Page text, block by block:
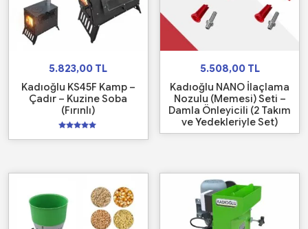
5.823,00 TL
Kadıoğlu KS45F Kamp –
Çadır – Kuzine Soba
(Fırınlı)
üzerinden
5.508,00 TL
Kadıoğlu NANO İlaçlama
Nozulu (Memesi) Seti –
Damla Önleyicili (2 Takım
ve Yedekleriyle Set)